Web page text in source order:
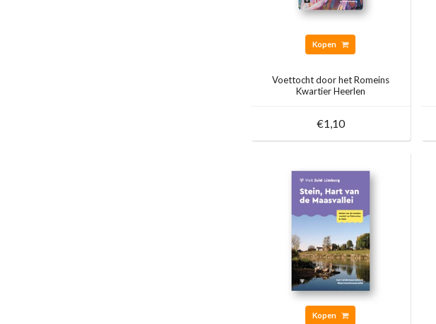
Kopen
Voettocht door het Romeins
Kwartier Heerlen
€1,10
Kopen